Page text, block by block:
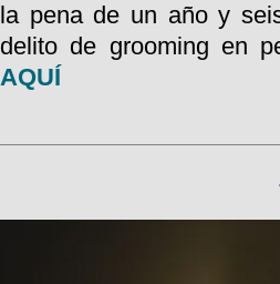
la pena de un año y
delito de grooming en
AQUÍ